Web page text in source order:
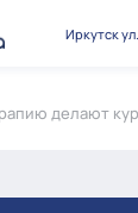
Иркутск
делают